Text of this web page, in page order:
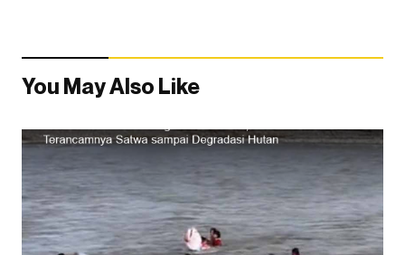
You May Also Like